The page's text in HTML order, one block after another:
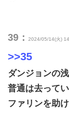
39： 2024/05/14(火)
>>35
ダンジョンの
普通は去って
ファリンを助